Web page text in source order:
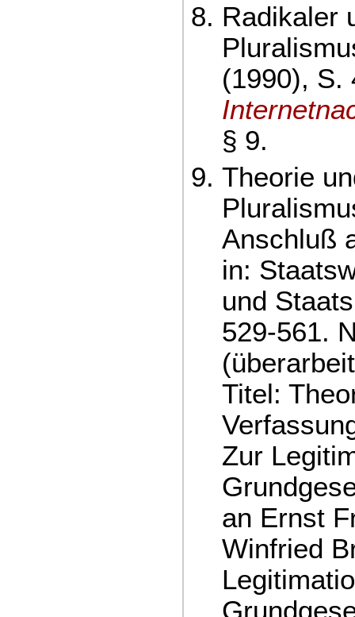
Radikaler
(1990), S.
§ 9.
Theorie
Anschluß
in:
und
529-561.
Titel:
Zur
an Ernst
Winfried